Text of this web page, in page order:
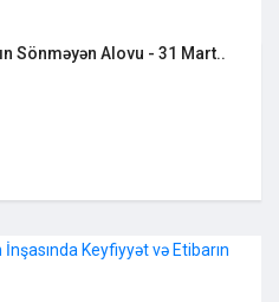
Sönməyən Alovu - 31 Mart..